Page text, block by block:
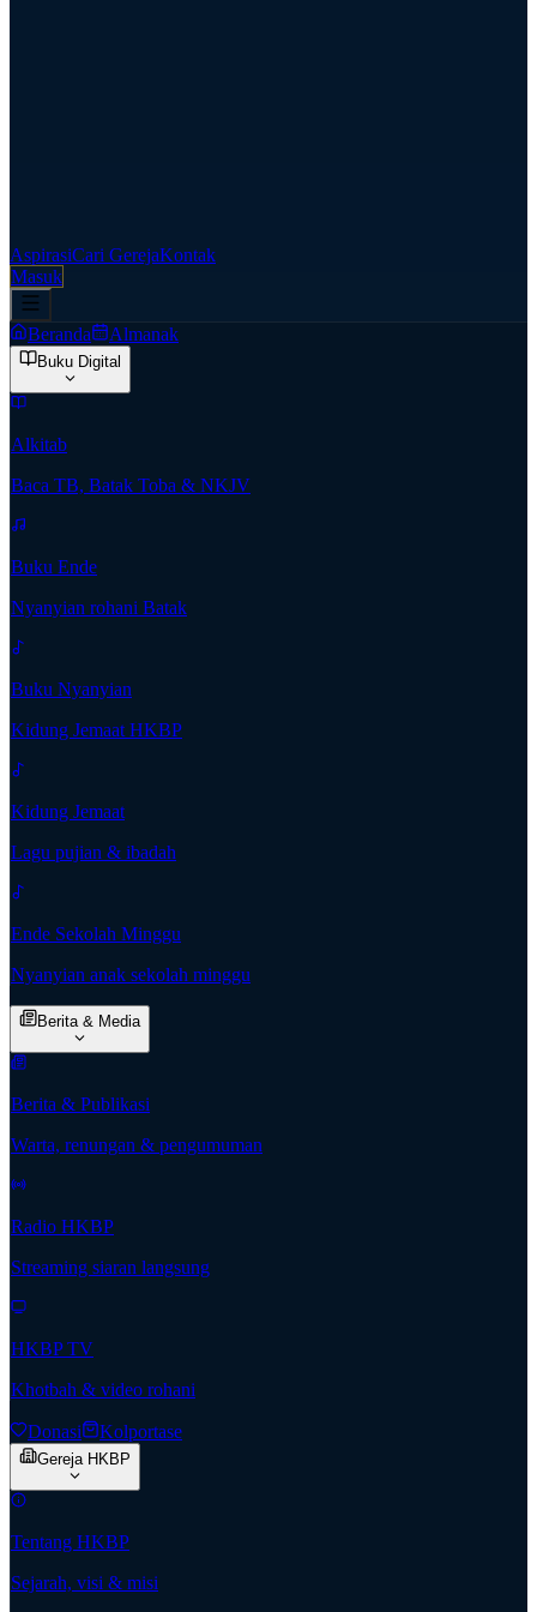
AspirasiCari GerejaKontak
Masuk
Beranda Almanak
Buku Digital
Alkitab
Baca TB, Batak Toba & NKJV
Buku Ende
Nyanyian rohani Batak
Buku Nyanyian
Kidung Jemaat HKBP
Kidung Jemaat
Lagu pujian & ibadah
Ende Sekolah Minggu
Nyanyian anak sekolah minggu
Berita & Media
Berita & Publikasi
Warta, renungan & pengumuman
Radio HKBP
Streaming siaran langsung
HKBP TV
Khotbah & video rohani
Donasi Kolportase
Gereja HKBP
Tentang HKBP
Sejarah, visi & misi